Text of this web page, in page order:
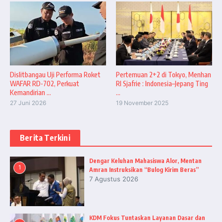
Dislitbangau Uji Performa Roket
WAFAR RD-702, Perkuat
Kemandirian ...
27 Juni 2026
Pertemuan 2+2 di Tokyo, Menhan
RI Sjafrie : Indonesia–Jepang Ting
...
19 November 2025
Berita Terkini
1
Dengar Keluhan Mahasiswa Alor, Mentan
Amran Instruksikan “Bulog Kirim Beras”
7 Agustus 2026
KDM Fokus Tuntaskan Layanan Dasar dan